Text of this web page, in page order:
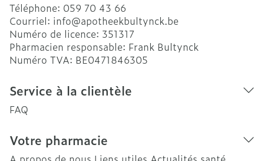
Téléphone: 059 70 43 66
Courriel: info@apotheekbultynck.be
Numéro de licence: 351317
Pharmacien responsable: Frank Bultynck
Numéro TVA: BE0471846305
Service à la clientèle
FAQ
Votre pharmacie